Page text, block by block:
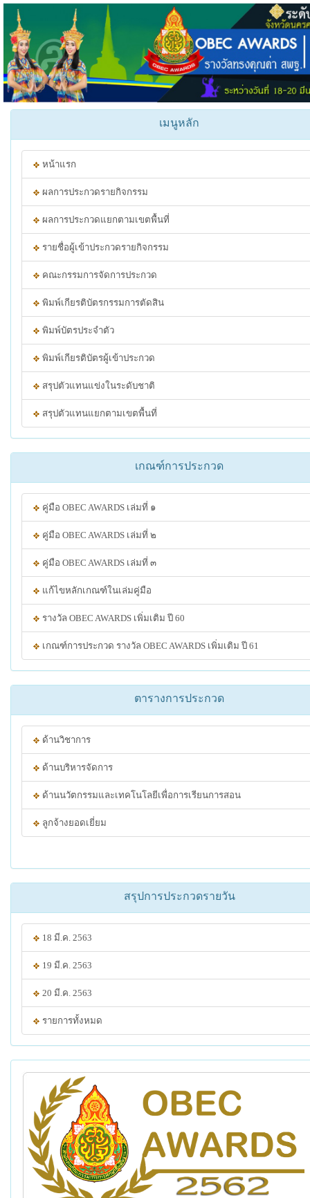
เมนูหลัก
หน้าแรก
ผลการประกวดรายกิจกรรม
ผลการประกวดแยกตามเขตพื้นที่
รายชื่อผู้เข้าประกวดรายกิจกรรม
คณะกรรมการจัดการประกวด
พิมพ์เกียรติบัตรกรรมการตัดสิน
พิมพ์บัตรประจำตัว
พิมพ์เกียรติบัตรผู้เข้าประกวด
สรุปตัวแทนแข่งในระดับชาติ
สรุปตัวแทนแยกตามเขตพื้นที่
เกณฑ์การประกวด
คู่มือ OBEC AWARDS เล่มที่ ๑
คู่มือ OBEC AWARDS เล่มที่ ๒
คู่มือ OBEC AWARDS เล่มที่ ๓
แก้ไขหลักเกณฑ์ในเล่มคู่มือ
รางวัล OBEC AWARDS เพิ่มเติม ปี 60
เกณฑ์การประกวด รางวัล OBEC AWARDS เพิ่มเติม ปี 61
ตารางการประกวด
ด้านวิชาการ
ด้านบริหารจัดการ
ด้านนวัตกรรมและเทคโนโลยีเพื่อการเรียนการสอน
ลูกจ้างยอดเยี่ยม
สรุปการประกวดรายวัน
18 มี.ค. 2563
19 มี.ค. 2563
20 มี.ค. 2563
รายการทั้งหมด